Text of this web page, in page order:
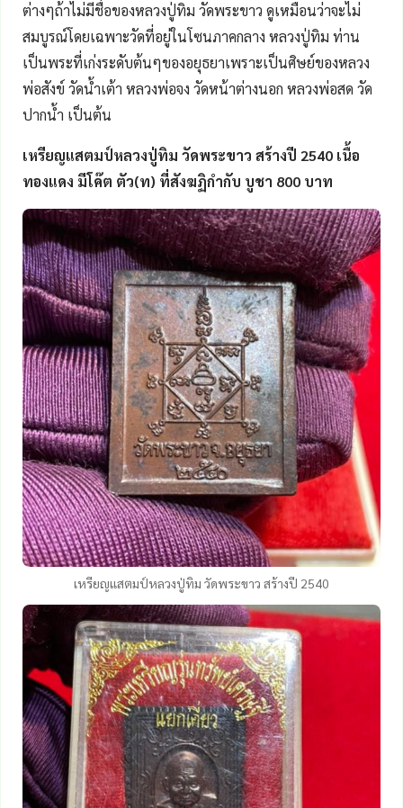
ต่างๆถ้าไม่มีชื่อของหลวงปู่ทิม วัดพระขาว ดูเหมือนว่าจะไม่
สมบูรณ์โดยเฉพาะวัดที่อยู่ในโซนภาคกลาง หลวงปู่ทิม ท่าน
เป็นพระที่เก่งระดับต้นๆของอยุธยาเพราะเป็นศิษย์ของหลวง
พ่อสังข์ วัดน้ำเต้า หลวงพ่อจง วัดหน้าต่างนอก หลวงพ่อสด วัด
ปากน้ำ เป็นต้น
เหรียญแสตมป์หลวงปู่ทิม วัดพระขาว สร้างปี 2540 เนื้อ
ทองแดง มีโค๊ต ตัว(ท) ที่สังฆฏิกำกับ บูชา 800 บาท
เหรียญแสตมป์หลวงปู่ทิม วัดพระขาว สร้างปี 2540